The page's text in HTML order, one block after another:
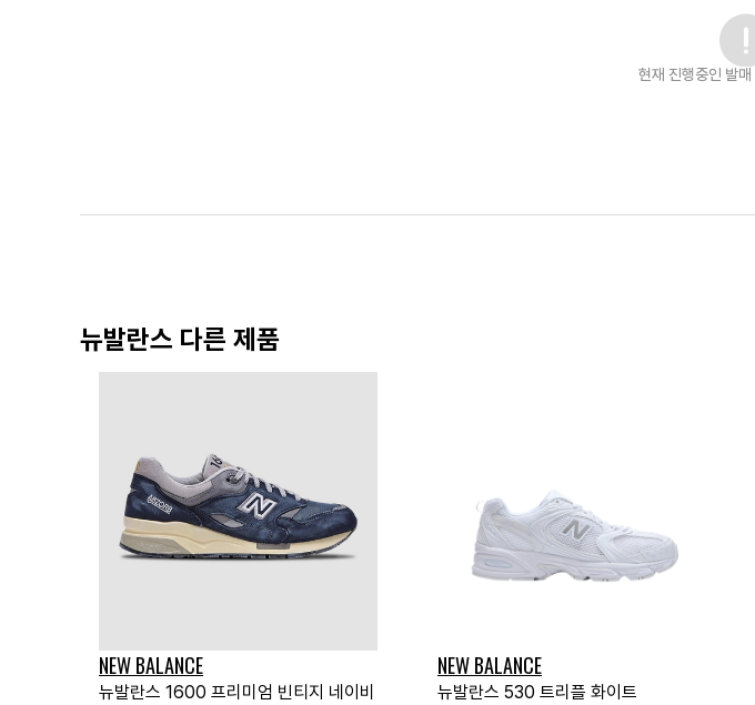
현재 진행중인 발매
뉴발란스 다른 제품
NEW BALANCE
뉴발란스 1600 프리미엄 빈티지 네이비
NEW BALANCE
뉴발란스 530 트리플 화이트